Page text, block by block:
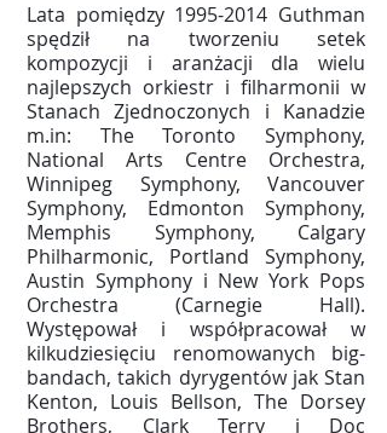
Lata pomiędzy 1995-2014 Guthman
spędził na tworzeniu setek
kompozycji i aranżacji dla wielu
najlepszych orkiestr i filharmonii w
Stanach Zjednoczonych i Kanadzie
m.in: The Toronto Symphony,
National Arts Centre Orchestra,
Winnipeg Symphony, Vancouver
Symphony, Edmonton Symphony,
Memphis Symphony, Calgary
Philharmonic, Portland Symphony,
Austin Symphony i New York Pops
Orchestra (Carnegie Hall).
Występował i współpracował w
kilkudziesięciu renomowanych big-
bandach, takich dyrygentów jak Stan
Kenton, Louis Bellson, The Dorsey
Brothers, Clark Terry i Doc